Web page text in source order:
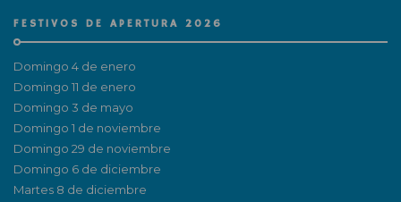
FESTIVOS DE APERTURA 2026
Domingo 4 de enero
Domingo 11 de enero
Domingo 3 de mayo
Domingo 1 de noviembre
Domingo 29 de noviembre
Domingo 6 de diciembre
Martes 8 de diciembre